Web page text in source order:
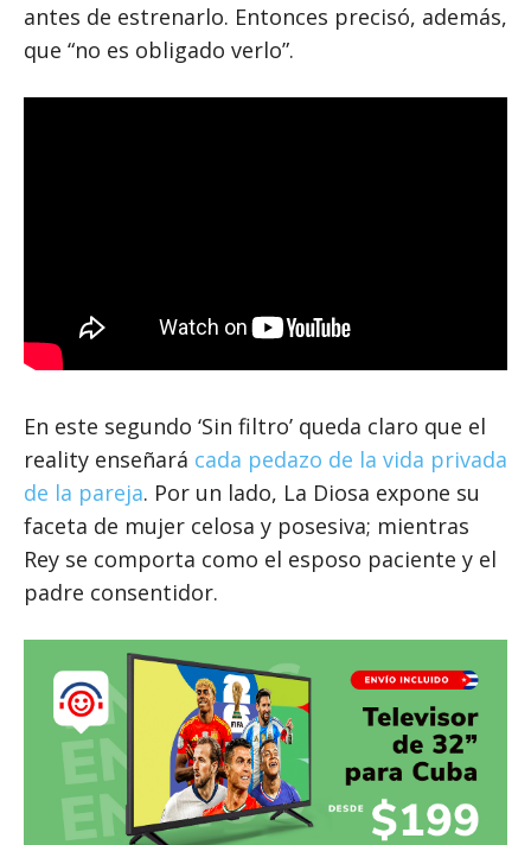
antes de estrenarlo. Entonces precisó, además,
que “no es obligado verlo”.
En este segundo ‘Sin filtro’ queda claro que el
reality enseñará cada pedazo de la vida privada
de la pareja. Por un lado, La Diosa expone su
faceta de mujer celosa y posesiva; mientras
Rey se comporta como el esposo paciente y el
padre consentidor.